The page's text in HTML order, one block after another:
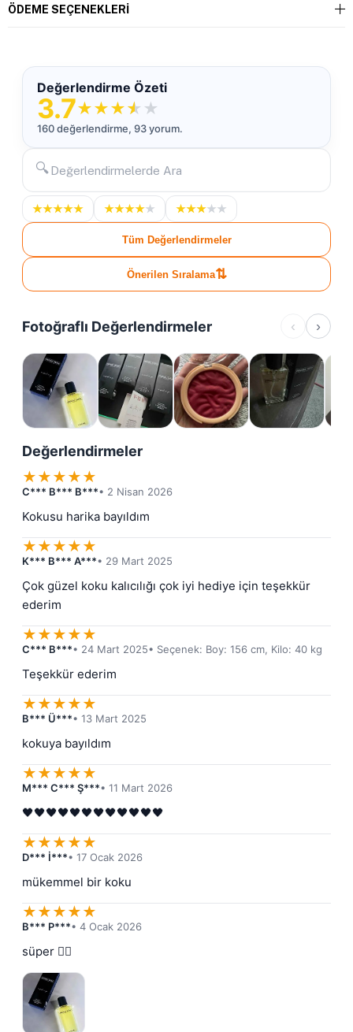
ÖDEME SEÇENEKLERI
Değerlendirme Özeti
3.7★★★★ ★
160 değerlendirme, 93 yorum.
🔍
★★★★★ ★★★★★ ★★★★★
Tüm Değerlendirmeler
Önerilen Sıralama⇅
Fotoğraflı Değerlendirmeler ‹ ›
Değerlendirmeler
★★★★★
C*** B*** B***• 2 Nisan 2026
Kokusu harika bayıldım
★★★★★
K*** B*** A***• 29 Mart 2025
Çok güzel koku kalıcılığı çok iyi hediye için teşekkür
ederim
★★★★★
C*** B***• 24 Mart 2025• Seçenek: Boy: 156 cm, Kilo: 40 kg
Teşekkür ederim
★★★★★
B*** Ü***• 13 Mart 2025
kokuya bayıldım
★★★★★
M*** C*** Ş***• 11 Mart 2026
🖤🖤🖤🖤🖤🖤🖤🖤🖤🖤🖤🖤
★★★★★
D*** İ***• 17 Ocak 2026
mükemmel bir koku
★★★★★
B*** P***• 4 Ocak 2026
süper 👍🏻